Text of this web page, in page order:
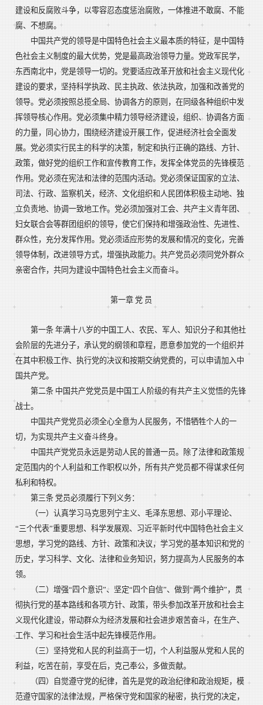
建设和反腐败斗争，以零容忍态度惩治腐败，一体推进不敢腐、不能
腐、不想腐。
中国共产党的领导是中国特色社会主义最本质的特征，是中国特
色社会主义制度的最大优势，党是最高政治领导力量。党政军民学，
东西南北中，党是领导一切的。党要适应改革开放和社会主义现代化
建设的要求，坚持科学执政、民主执政、依法执政，加强和改善党的
领导。党必须按照总揽全局、协调各方的原则，在同级各种组织中发
挥领导核心作用。党必须集中精力领导经济建设，组织、协调各方面
的力量，同心协力，围绕经济建设开展工作，促进经济社会全面发
展。党必须实行民主的科学的决策，制定和执行正确的路线、方针、
政策，做好党的组织工作和宣传教育工作，发挥全体党员的先锋模范
作用。党必须在宪法和法律的范围内活动。党必须保证国家的立法、
司法、行政、监察机关，经济、文化组织和人民团体积极主动地、独
立负责地、协调一致地工作。党必须加强对工会、共产主义青年团、
妇女联合会等群团组织的领导，使它们保持和增强政治性、先进性、
群众性，充分发挥作用。党必须适应形势的发展和情况的变化，完善
领导体制，改进领导方式，增强执政能力。共产党员必须同党外群众
亲密合作，共同为建设中国特色社会主义而奋斗。
第一章 党 员
第一条 年满十八岁的中国工人、农民、军人、知识分子和其他社
会阶层的先进分子，承认党的纲领和章程，愿意参加党的一个组织并
在其中积极工作、执行党的决议和按期交纳党费的，可以申请加入中
国共产党。
第二条 中国共产党党员是中国工人阶级的有共产主义觉悟的先锋
战士。
中国共产党党员必须全心全意为人民服务，不惜牺牲个人的一
切，为实现共产主义奋斗终身。
中国共产党党员永远是劳动人民的普通一员。除了法律和政策规
定范围内的个人利益和工作职权以外，所有共产党员都不得谋求任何
私利和特权。
第三条 党员必须履行下列义务：
（一）认真学习马克思列宁主义、毛泽东思想、邓小平理论、
“三个代表”重要思想、科学发展观、习近平新时代中国特色社会主义
思想，学习党的路线、方针、政策和决议，学习党的基本知识和党的
历史，学习科学、文化、法律和业务知识，努力提高为人民服务的本
领。
（二）增强“四个意识”、坚定“四个自信”、做到“两个维护”，贯
彻执行党的基本路线和各项方针、政策，带头参加改革开放和社会主
义现代化建设，带动群众为经济发展和社会进步艰苦奋斗，在生产、
工作、学习和社会生活中起先锋模范作用。
（三）坚持党和人民的利益高于一切，个人利益服从党和人民的
利益，吃苦在前，享受在后，克己奉公，多做贡献。
（四）自觉遵守党的纪律，首先是党的政治纪律和政治规矩，模
范遵守国家的法律法规，严格保守党和国家的秘密，执行党的决定，